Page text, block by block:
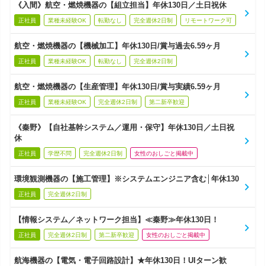
《入間》航空・燃焼機器の【組立担当】年休130日／土日祝休
正社員 業種未経験OK 転勤なし 完全週休2日制 リモートワーク可
航空・燃焼機器の【機械加工】年休130日/賞与過去6.59ヶ月
正社員 業種未経験OK 転勤なし 完全週休2日制
航空・燃焼機器の【生産管理】年休130日/賞与実績6.59ヶ月
正社員 業種未経験OK 完全週休2日制 第二新卒歓迎
《秦野》【自社基幹システム／運用・保守】年休130日／土日祝
休
正社員 学歴不問 完全週休2日制 女性のおしごと掲載中
環境観測機器の【施工管理】※システムエンジニア含む│年休130
正社員 完全週休2日制
【情報システム／ネットワーク担当】≪秦野≫年休130日！
正社員 完全週休2日制 第二新卒歓迎 女性のおしごと掲載中
航海機器の【電気・電子回路設計】★年休130日！UIターン歓